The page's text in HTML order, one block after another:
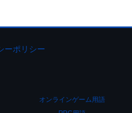
ーポリシー
オンラインゲーム用語